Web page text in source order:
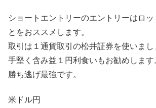
ショートエントリーのエントリーはロッ
とをおススメします。
取引は１通貨取引の松井証券を使いまし
手堅く含み益１円利食いもお勧めします
勝ち逃げ最強です。
米ドル円